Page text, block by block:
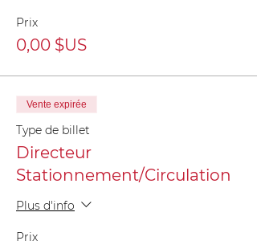
Prix
0,00 $US
Vente expirée
Type de billet
Directeur
Stationnement/Circulation
Plus d'info
Prix